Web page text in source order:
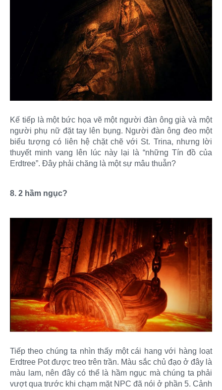
Kế tiếp là một bức họa vẽ một người đàn ông già và một
người phụ nữ đặt tay lên bụng. Người đàn ông đeo một
biểu tượng có liên hệ chặt chẽ với St. Trina, nhưng lời
thuyết minh vang lên lúc này lại là “những Tín đồ của
Erdtree”. Đây phải chăng là một sự mâu thuẫn?​
8. 2 hầm ngục?
Tiếp theo chúng ta nhìn thấy một cái hang với hàng loạt
Erdtree Pot được treo trên trần. Màu sắc chủ đạo ở đây là
màu lam, nên đây có thể là hầm ngục mà chúng ta phải
vượt qua trước khi chạm mặt NPC đã nói ở phần 5. Cảnh